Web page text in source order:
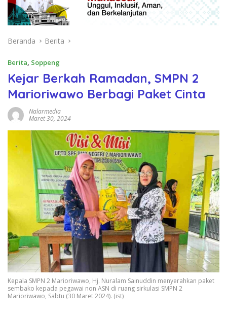
Beranda Berita
Berita, Soppeng
Kejar Berkah Ramadan, SMPN 2
Marioriwawo Berbagi Paket Cinta
Nalarmedia
Maret 30, 2024
Kepala SMPN 2 Marioriwawo, Hj. Nuralam Sainuddin menyerahkan paket
sembako kepada pegawai non ASN di ruang sirkulasi SMPN 2
Marioriwawo, Sabtu (30 Maret 2024). (ist)